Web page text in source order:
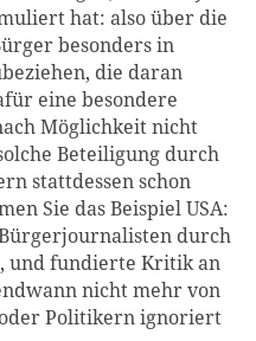
hat: also über die
besonders in
die daran
eine besondere
Möglichkeit nicht
Beteiligung durch
stattdessen schon
Sie das Beispiel USA:
durch
und fundierte Kritik an
nicht mehr von
Politikern ignoriert